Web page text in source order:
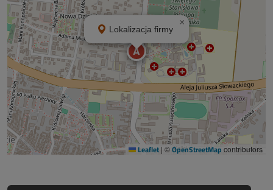
A
Lokalizacja firmy
×
Leaflet | ©OpenStreetMap contributors